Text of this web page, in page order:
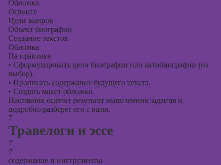
Обложка
Освоите
Цели жанров
Объект биографии
Создание текстов
Обложка
На практике
• Сформулировать цели биографии или автобиографии (на
выбор).
• Прописать содержание будущего текста.
• Создать макет обложки.
Наставник оценит результат выполнения задания и
подробно разберет его с вами.
7
Травелоги и эссе
7
7
содержание и инструменты